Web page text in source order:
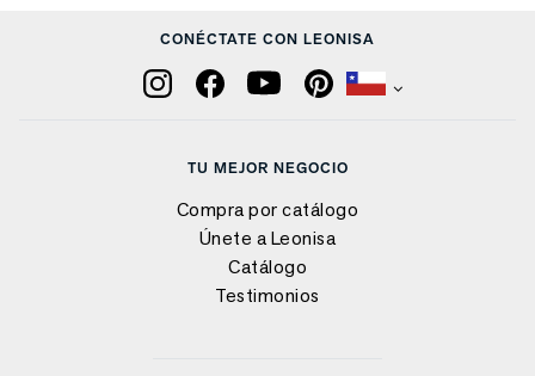
CONÉCTATE CON LEONISA
TU MEJOR NEGOCIO
Compra por catálogo
Únete a Leonisa
Catálogo
Testimonios